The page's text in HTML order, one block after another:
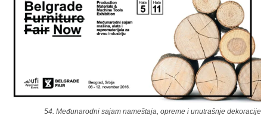
54. Međunarodni sajam nameštaja, opreme i unutrašnje dekoracije